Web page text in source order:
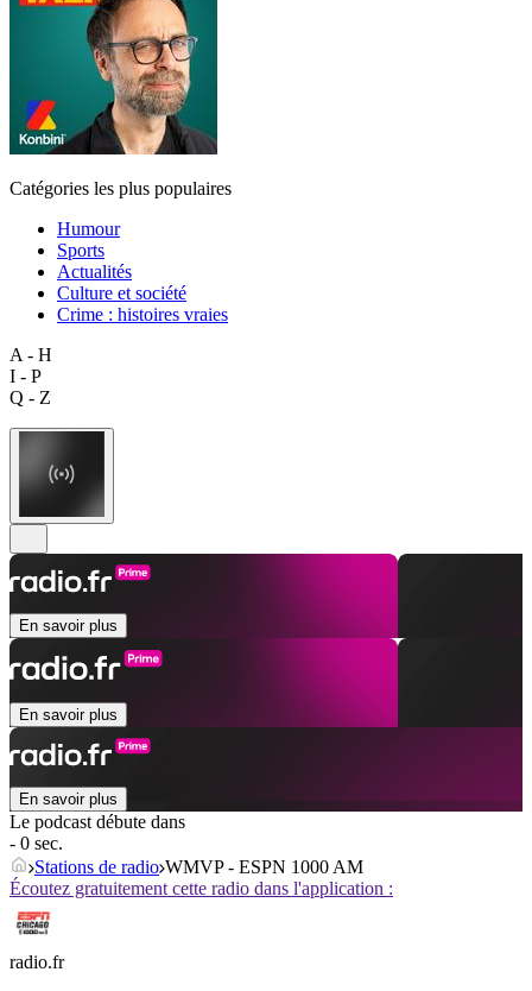
Catégories les plus populaires
Humour
Sports
Actualités
Culture et société
Crime : histoires vraies
A - H
I - P
Q - Z
En savoir plus
En savoir plus
En savoir plus
Le podcast débute dans
- 0 sec.
Stations de radio WMVP - ESPN 1000 AM
Écoutez gratuitement cette radio dans l'application :
radio.fr